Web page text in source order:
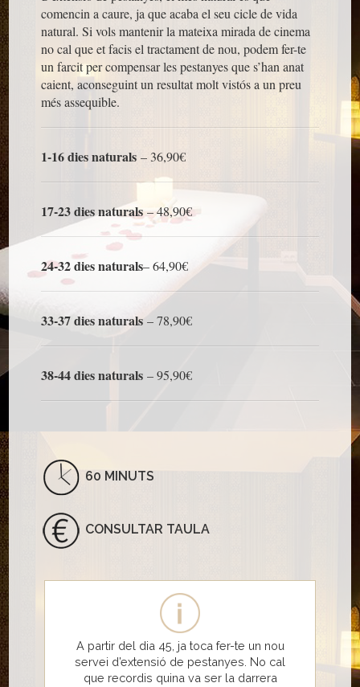
comencin a caure, ja que acaba el seu cicle de vida
natural. Si vols mantenir la mateixa mirada de cinema
no cal que et facis el tractament de nou, podem fer-te
un farcit per compensar les pestanyes que s’han anat
caient, aconseguint un resultat molt vistós a un preu
més assequible.
1-16 dies naturals – 36,90€
17-23 dies naturals – 48,90€
24-32 dies naturals– 64,90€
33-37 dies naturals – 78,90€
38-44 dies naturals – 95,90€
60 MINUTS
CONSULTAR TAULA
A partir del dia 45, ja toca fer-te un nou
servei d’extensió de pestanyes. No cal
que recordis quina va ser la darrera